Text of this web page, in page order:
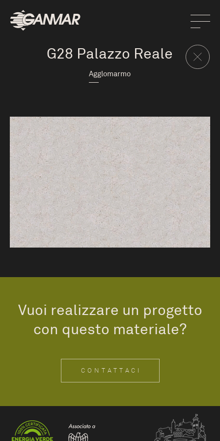
G28 Palazzo Reale
Agglomarmo
Vuoi realizzare un progetto
con questo materiale?
CONTATTACI